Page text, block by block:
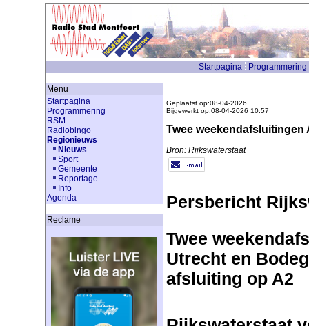
Startpagina Programmering
Menu
Startpagina
Programmering
RSM
Radiobingo
Regionieuws
Nieuws
Sport
Gemeente
Reportage
Info
Agenda
Reclame
Geplaatst op:08-04-2026
Bijgewerkt op:08-04-2026 10:57
Twee weekendafsluitingen
Bron: Rijkswaterstaat
Persbericht
Twee
Utrecht en
afsluiting op A2